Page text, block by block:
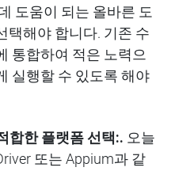
도움이 되는 올바른 도
택해야 합니다. 기존 수
통합하여 적은 노력으
실행할 수 있도록 해야
합한 플랫폼 선택:. 오늘
또는 Appium과 같